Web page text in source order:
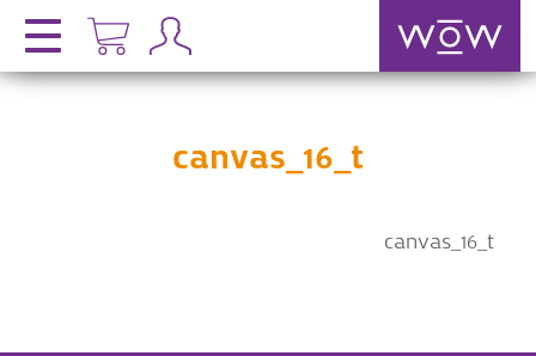
canvas_16_t
canvas_16_t